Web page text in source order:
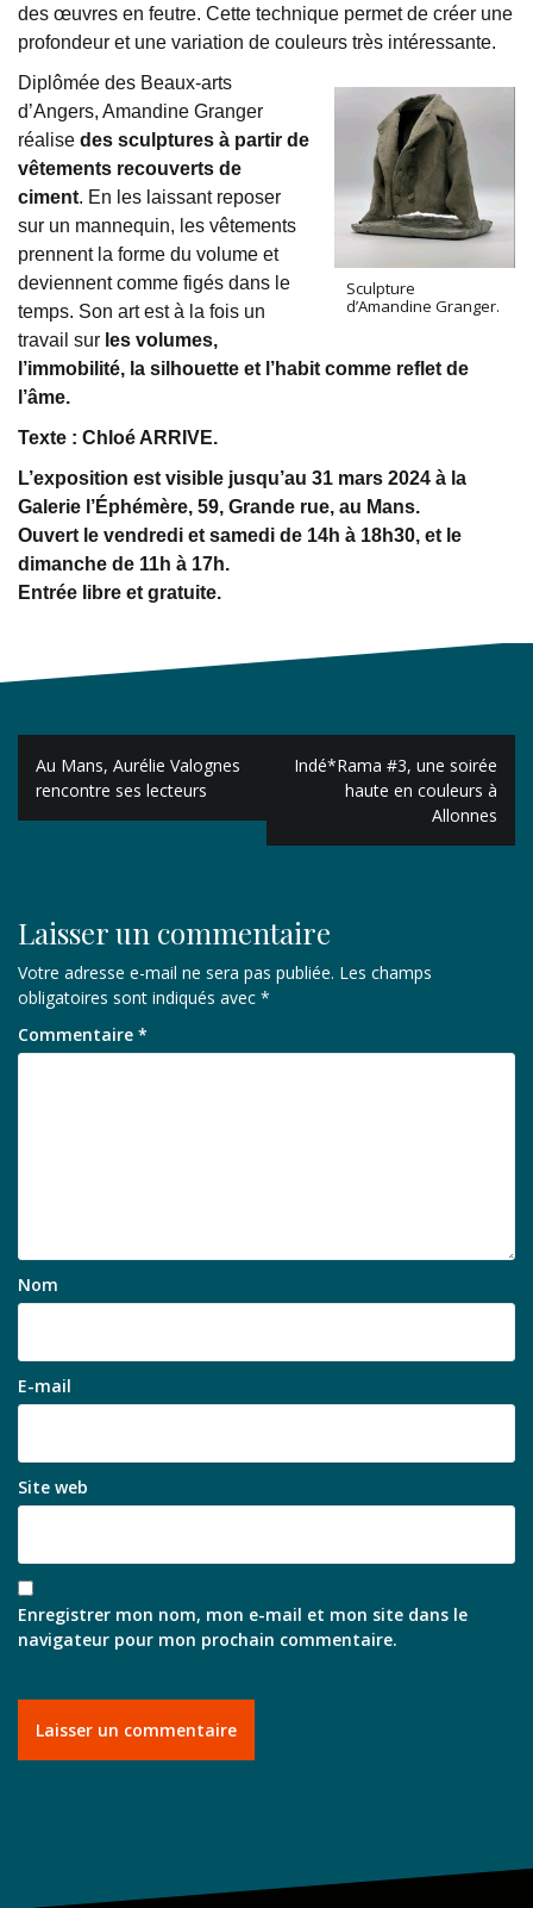
des œuvres en feutre. Cette technique permet de créer une
profondeur et une variation de couleurs très intéressante.
Sculpture
d’Amandine Granger.
Diplômée des Beaux-arts
d’Angers, Amandine Granger
réalise des sculptures à partir de
vêtements recouverts de
ciment. En les laissant reposer
sur un mannequin, les vêtements
prennent la forme du volume et
deviennent comme figés dans le
temps. Son art est à la fois un
travail sur les volumes,
l’immobilité, la silhouette et l’habit comme reflet de
l’âme.
Texte : Chloé ARRIVE.
L’exposition est visible jusqu’au 31 mars 2024 à la
Galerie l’Éphémère, 59, Grande rue, au Mans.
Ouvert le vendredi et samedi de 14h à 18h30, et le
dimanche de 11h à 17h.
Entrée libre et gratuite.
Navigation
de
l’article
Au Mans, Aurélie Valognes
rencontre ses lecteurs
Indé*Rama #3, une soirée
haute en couleurs à
Allonnes
Laisser un commentaire
Votre adresse e-mail ne sera pas publiée. Les champs
obligatoires sont indiqués avec *
Commentaire *
Nom
E-mail
Site web
Enregistrer mon nom, mon e-mail et mon site dans le
navigateur pour mon prochain commentaire.